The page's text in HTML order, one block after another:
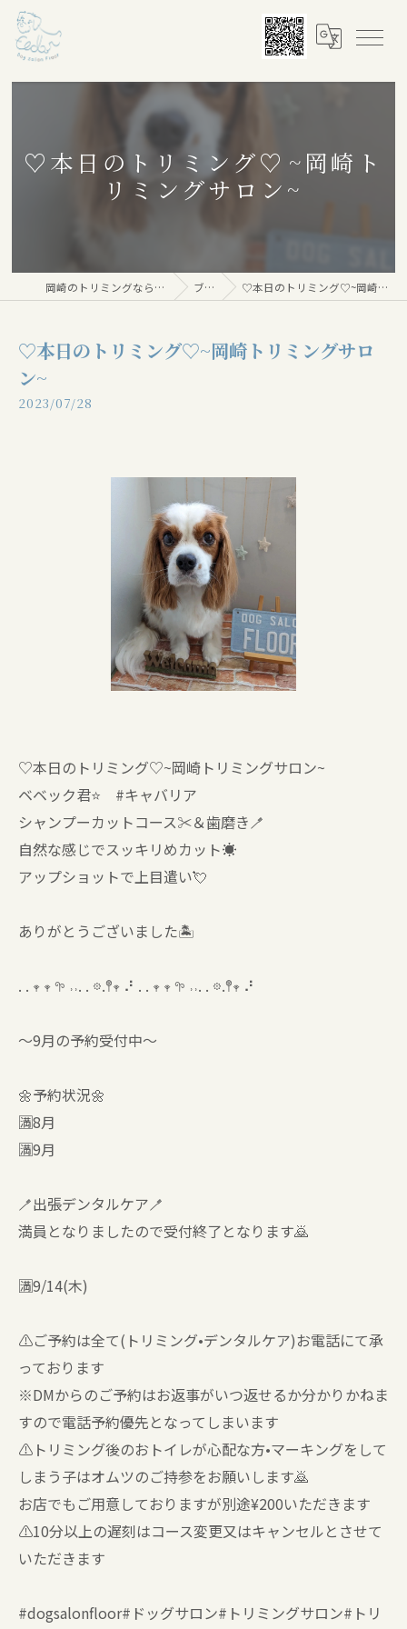
♡本日のトリミング♡⁠~岡崎ト
リミングサロン~
岡崎のトリミングならDog salon Floor ブログ ♡本日のトリミング♡⁠~岡崎トリミングサロン~
♡本日のトリミング♡⁠~岡崎トリミングサロ
ン~
2023/07/28
♡本日のトリミング♡⁠~岡崎トリミングサロン~
ベベック君⭐ #キャバリア
シャンプーカットコース✂️＆歯磨き🪥
自然な感じでスッキリめカット☀️
アップショットで上目遣い💘
ありがとうございました🏝️
. . 𖥧 𖥧 𖧧 ˒˒. . 𖡼.𖤣𖥧 ⠜ . . 𖥧 𖥧 𖧧 ˒˒. . 𖡼.𖤣𖥧 ⠜
〜9月の予約受付中〜
🌼予約状況🌼
🈵8月
🈵9月
🪥出張デンタルケア🪥
満員となりましたので受付終了となります🙇
🈵9/14(木)
⚠️ご予約は全て(トリミング•デンタルケア)お電話にて承
っております
※DMからのご予約はお返事がいつ返せるか分かりかねま
すので電話予約優先となってしまいます
⚠️トリミング後のおトイレが心配な方•マーキングをして
しまう子はオムツのご持参をお願いします🙇
お店でもご用意しておりますが別途¥200いただきます
⚠️10分以上の遅刻はコース変更又はキャンセルとさせて
いただきます
#dogsalonfloor#ドッグサロン#トリミングサロン#トリ